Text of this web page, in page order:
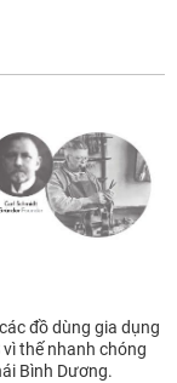
đồ dùng gia dụng
thế nhanh chóng
Bình Dương.